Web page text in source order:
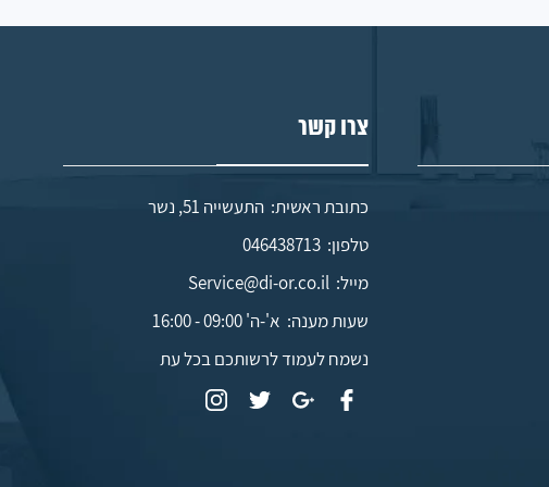
צרו קשר
כתובת ראשית: התעשייה 51, נשר
טלפון: 046438713
מייל: Service@di-or.co.il
שעות מענה: א'-ה' 09:00 - 16:00
נשמח לעמוד לרשותכם בכל עת